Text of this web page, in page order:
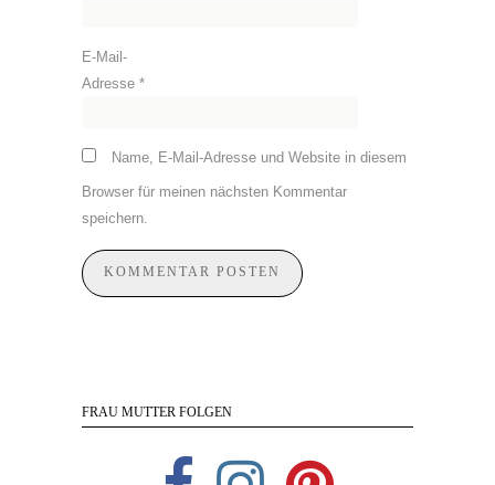
E-Mail-
Adresse *
Name, E-Mail-Adresse und Website in diesem
Browser für meinen nächsten Kommentar
speichern.
FRAU MUTTER FOLGEN